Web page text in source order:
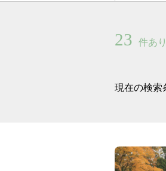
23 件あ
現在の検索